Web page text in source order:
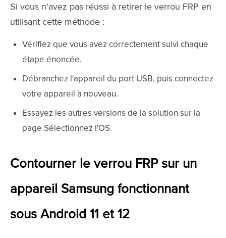
Si vous n'avez pas réussi à retirer le verrou FRP en
utilisant cette méthode :
Vérifiez que vous avez correctement suivi chaque
étape énoncée.
Débranchez l'appareil du port USB, puis connectez
votre appareil à nouveau.
Essayez les autres versions de la solution sur la
page Sélectionnez l'OS.
Contourner le verrou FRP sur un
appareil Samsung fonctionnant
sous Android 11 et 12